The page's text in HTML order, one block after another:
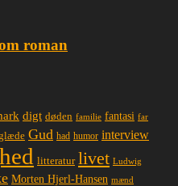
roman
digt døden familie fantasi far
Gud had humor interview
litteratur livet Ludwig
Morten Hjerl-Hansen mænd